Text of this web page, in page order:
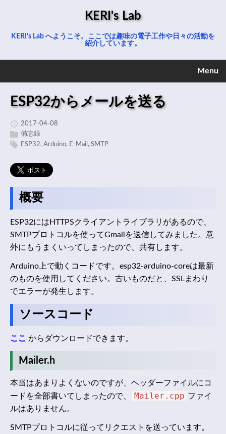
KERI's Lab
KERI's Lab へようこそ。ここでは趣味の電子工作や日々の活動を
紹介しています。
Menu
ESP32からメールを送る
2017-04-08
備忘録
ESP32, Arduino, E-Mail , SMTP
概要
ESP32にはHTTPSクライアントライブラリがあるので、
SMTPプロトコルを使ってGmailを送信してみました。意
外にもうまくいってしまったので、共有します。
Arduino上で動くコードです。esp32-arduino-coreは最新
のものを使用してください。古いものだと、SSLまわり
でエラーが発生します。
ソースコード
ここ からダウンロードできます。
Mailer.h
本当はあまりよくないのですが、ヘッダーファイルにコ
ードを全部書いてしまったので、
Mailer.cpp ファイ
ルはありません。
SMTPプロトコルに従ってリクエストを送っています。